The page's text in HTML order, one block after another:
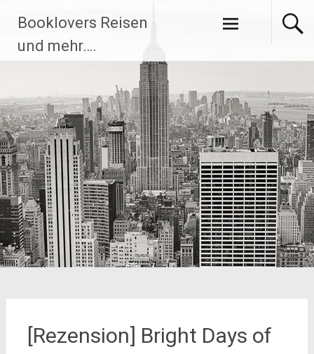
Inhalt
springen
Booklovers Reisen
und mehr….
[Rezension] Bright Days of